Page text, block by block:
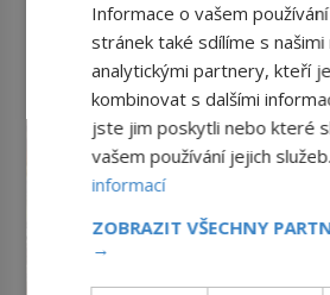
Informace o vašem používání
stránek také sdílíme s našimi
analytickými partnery, kteří
kombinovat s dalšími
jste jim poskytli nebo které
vašem používání jejich
informací
ZOBRAZIT VŠECHNY
→